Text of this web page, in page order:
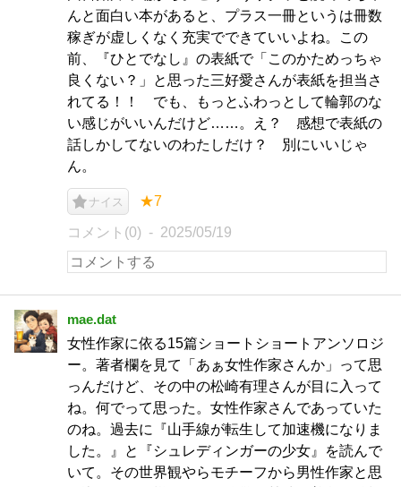
んと面白い本があると、プラス一冊というは冊数
稼ぎが虚しくなく充実でできていいよね。この
前、『ひとでなし』の表紙で「このかためっちゃ
良くない？」と思った三好愛さんが表紙を担当さ
れてる！！ でも、もっとふわっとして輪郭のな
い感じがいいんだけど……。え？ 感想で表紙の
話しかしてないのわたしだけ？ 別にいいじゃ
ん。
ナイス ★7
コメント(0) 2025/05/19
mae.dat
女性作家に依る15篇ショートショートアンソロジ
ー。著者欄を見て「あぁ女性作家さんか」って思
っんだけど、その中の松崎有理さんが目に入って
ね。何でって思った。女性作家さんであっていた
のね。過去に『山手線が転生して加速機になりま
した。』と『シュレディンガーの少女』を読んで
いて。その世界観やらモチーフから男性作家と思